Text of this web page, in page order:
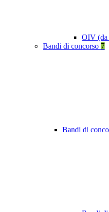
OIV (da
Bandi di concorso 7
Bandi di